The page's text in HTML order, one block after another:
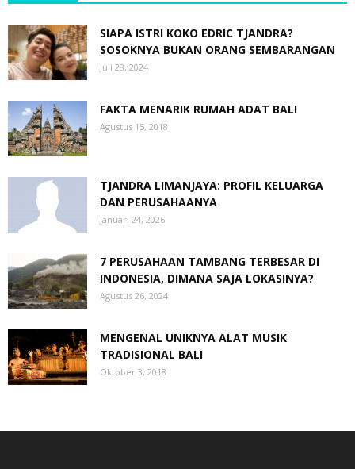
SIAPA ISTRI KOKO EDRIC TJANDRA?
SOSOKNYA BUKAN ORANG SEMBARANGAN
Juli 28, 2024
FAKTA MENARIK RUMAH ADAT BALI
Agustus 15, 2018
TJANDRA LIMANJAYA: PROFIL KELUARGA
DAN PERUSAHAANYA
Januari 24, 2026
7 PERUSAHAAN TAMBANG TERBESAR DI
INDONESIA, DIMANA SAJA LOKASINYA?
Agustus 26, 2024
MENGENAL UNIKNYA ALAT MUSIK
TRADISIONAL BALI
Oktober 3, 2018